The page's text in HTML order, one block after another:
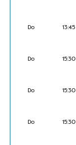
Do 13:45
Do 15:30
Do 15:30
Do 15:30